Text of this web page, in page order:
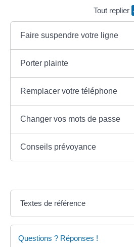
Tout replier
Faire suspendre votre ligne
Porter plainte
Remplacer votre téléphone
Changer vos mots de passe
Conseils prévoyance
Textes de référence
Questions ? Réponses !